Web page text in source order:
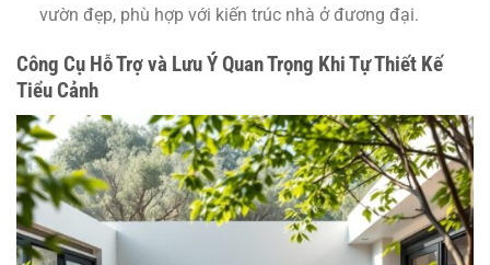
vườn đẹp, phù hợp với kiến trúc nhà ở đương đại.
Công Cụ Hỗ Trợ và Lưu Ý Quan Trọng Khi Tự Thiết Kế
Tiểu Cảnh